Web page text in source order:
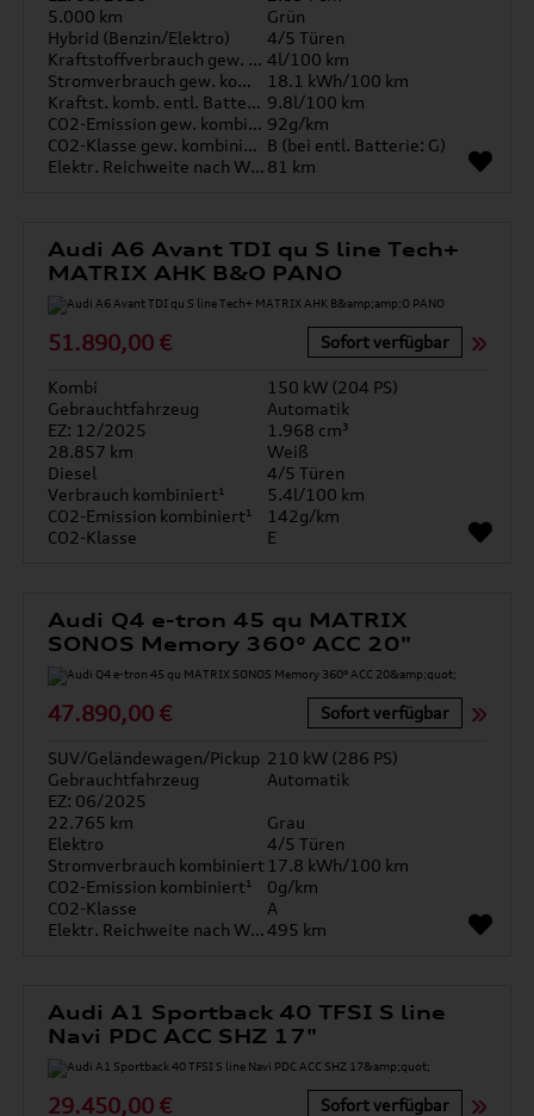
5.000 km
Grün
Hybrid (Benzin/Elektro)
4/5 Türen
Kraftstoffverbrauch gew. kombiniert 4l/100 km
Stromverbrauch gew. kombiniert
18.1 kWh/100 km
Kraftst. komb. entl. Batterie 9.8l/100 km
CO2-Emission gew. kombiniert 92g/km
CO2-Klasse gew. kombiniert B (bei entl. Batterie: G)
Elektr. Reichweite nach WLTP* 81 km
Audi A6 Avant TDI qu S line Tech+
MATRIX AHK B&O PANO
51.890,00 € Sofort verfügbar
Kombi
150 kW (204 PS)
Gebrauchtfahrzeug
Automatik
EZ: 12/2025
1.968 cm³
28.857 km
Weiß
Diesel
4/5 Türen
Verbrauch kombiniert¹
5.4l/100 km
CO2-Emission kombiniert¹
142g/km
CO2-Klasse
E
Audi Q4 e-tron 45 qu MATRIX
SONOS Memory 360° ACC 20"
47.890,00 € Sofort verfügbar
SUV/Geländewagen/Pickup 210 kW (286 PS)
Gebrauchtfahrzeug
Automatik
EZ: 06/2025
22.765 km
Grau
Elektro
4/5 Türen
Stromverbrauch kombiniert 17.8 kWh/100 km
CO2-Emission kombiniert¹
0g/km
CO2-Klasse
A
Elektr. Reichweite nach WLTP*495 km
Audi A1 Sportback 40 TFSI S line
Navi PDC ACC SHZ 17"
29.450,00 € Sofort verfügbar